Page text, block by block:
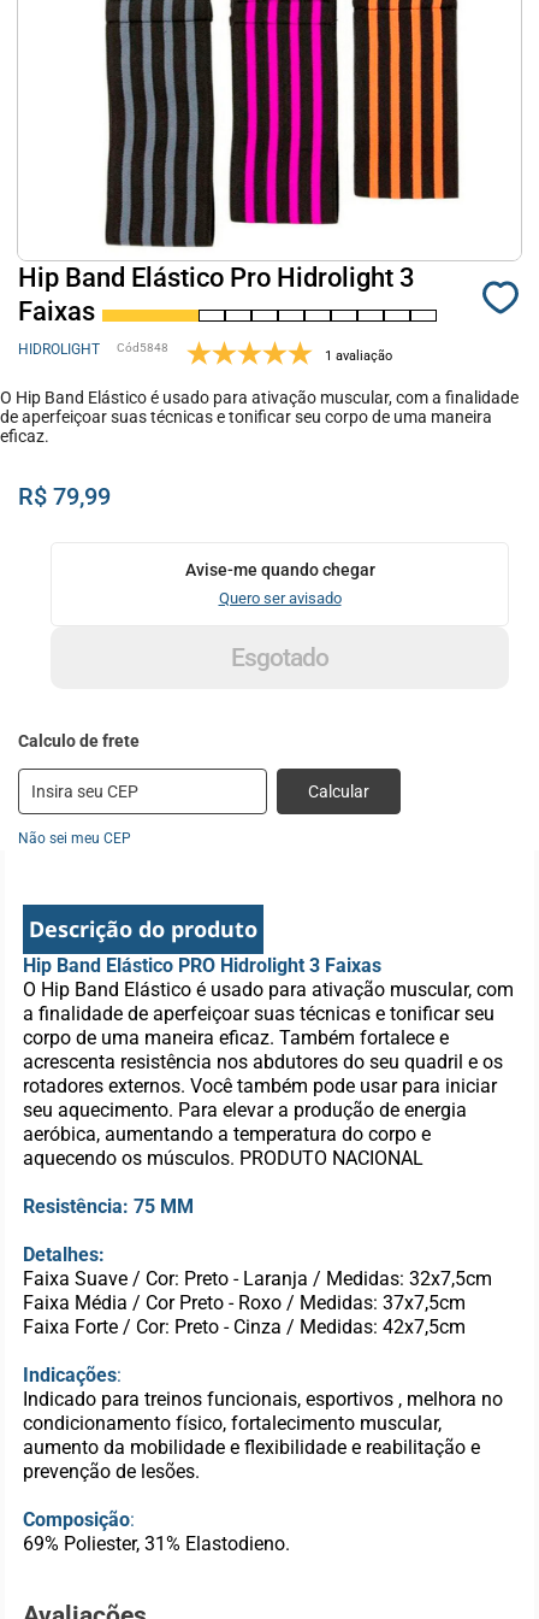
Hip Band Elástico Pro Hidrolight 3
Faixas
HIDROLIGHT 5848 1 avaliação
O Hip Band Elástico é usado para ativação muscular, com a finalidade
de aperfeiçoar suas técnicas e tonificar seu corpo de uma maneira
eficaz.
R$ 79,99
Esgotado
Avise-me quando chegar
Quero ser avisado
Calcular
Não sei meu CEP
Descrição do produto
Hip Band Elástico PRO Hidrolight 3 Faixas
O Hip Band Elástico é usado para ativação muscular, com
a finalidade de aperfeiçoar suas técnicas e tonificar seu
corpo de uma maneira eficaz. Também fortalece e
acrescenta resistência nos abdutores do seu quadril e os
rotadores externos. Você também pode usar para iniciar
seu aquecimento. Para elevar a produção de energia
aeróbica, aumentando a temperatura do corpo e
aquecendo os músculos. PRODUTO NACIONAL
Resistência: 75 MM
Detalhes:
Faixa Suave / Cor: Preto - Laranja / Medidas: 32x7,5cm
Faixa Média / Cor Preto - Roxo / Medidas: 37x7,5cm
Faixa Forte / Cor: Preto - Cinza / Medidas: 42x7,5cm
Indicações:
Indicado para treinos funcionais, esportivos , melhora no
condicionamento físico, fortalecimento muscular,
aumento da mobilidade e flexibilidade e reabilitação e
prevenção de lesões.
Composição:
69% Poliester, 31% Elastodieno.